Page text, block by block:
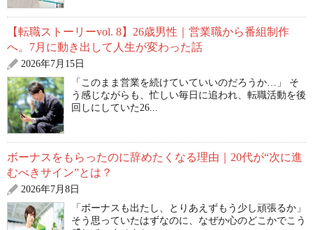
【転職ストーリーvol. 8】26歳男性｜営業職から番組制作
へ。7月に動き出して人生が変わった話
2026年7月15日
「このまま営業を続けていていいのだろうか…」 そ
う感じながらも、忙しい毎日に追われ、転職活動を後
回しにしていた26...
ボーナスをもらったのに辞めたくなる理由｜20代が“次に進
むべきサイン”とは？
2026年7月8日
「ボーナスも出たし、とりあえずもう少し頑張るか」
そう思っていたはずなのに、なぜか心のどこかでこう